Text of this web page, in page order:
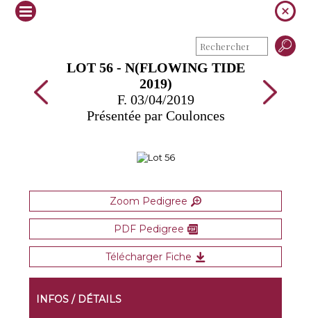
LOT 56 - N(FLOWING TIDE
2019)
F. 03/04/2019
Présentée par Coulonces
Zoom Pedigree
PDF Pedigree
Télécharger Fiche
INFOS / DÉTAILS